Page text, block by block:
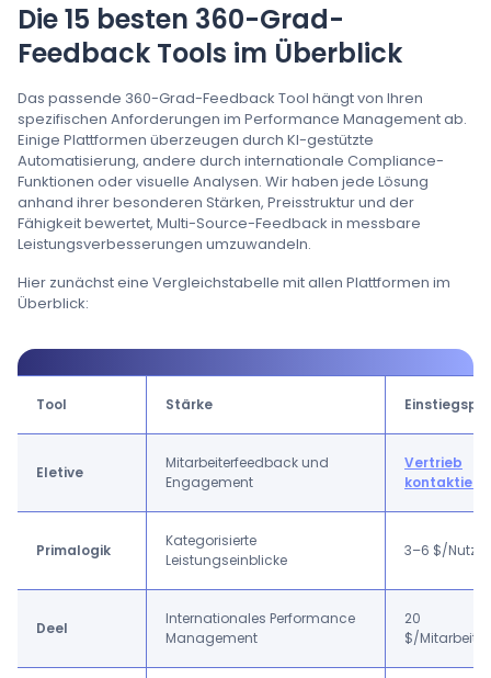
Die 15 besten 360-Grad-
Feedback Tools im Überblick
Das passende 360-Grad-Feedback Tool hängt von Ihren
spezifischen Anforderungen im Performance Management ab.
Einige Plattformen überzeugen durch KI-gestützte
Automatisierung, andere durch internationale Compliance-
Funktionen oder visuelle Analysen. Wir haben jede Lösung
anhand ihrer besonderen Stärken, Preisstruktur und der
Fähigkeit bewertet, Multi-Source-Feedback in messbare
Leistungsverbesserungen umzuwandeln.
Hier zunächst eine Vergleichstabelle mit allen Plattformen im
Überblick:
Tool Stärke
Eletive
Mitarbeiterfeedback und
Engagement
Vertrieb
Primalogik
Kategorisierte
Leistungseinblicke
3–6 $/
Deel
Internationales Performance
Management
20
$/